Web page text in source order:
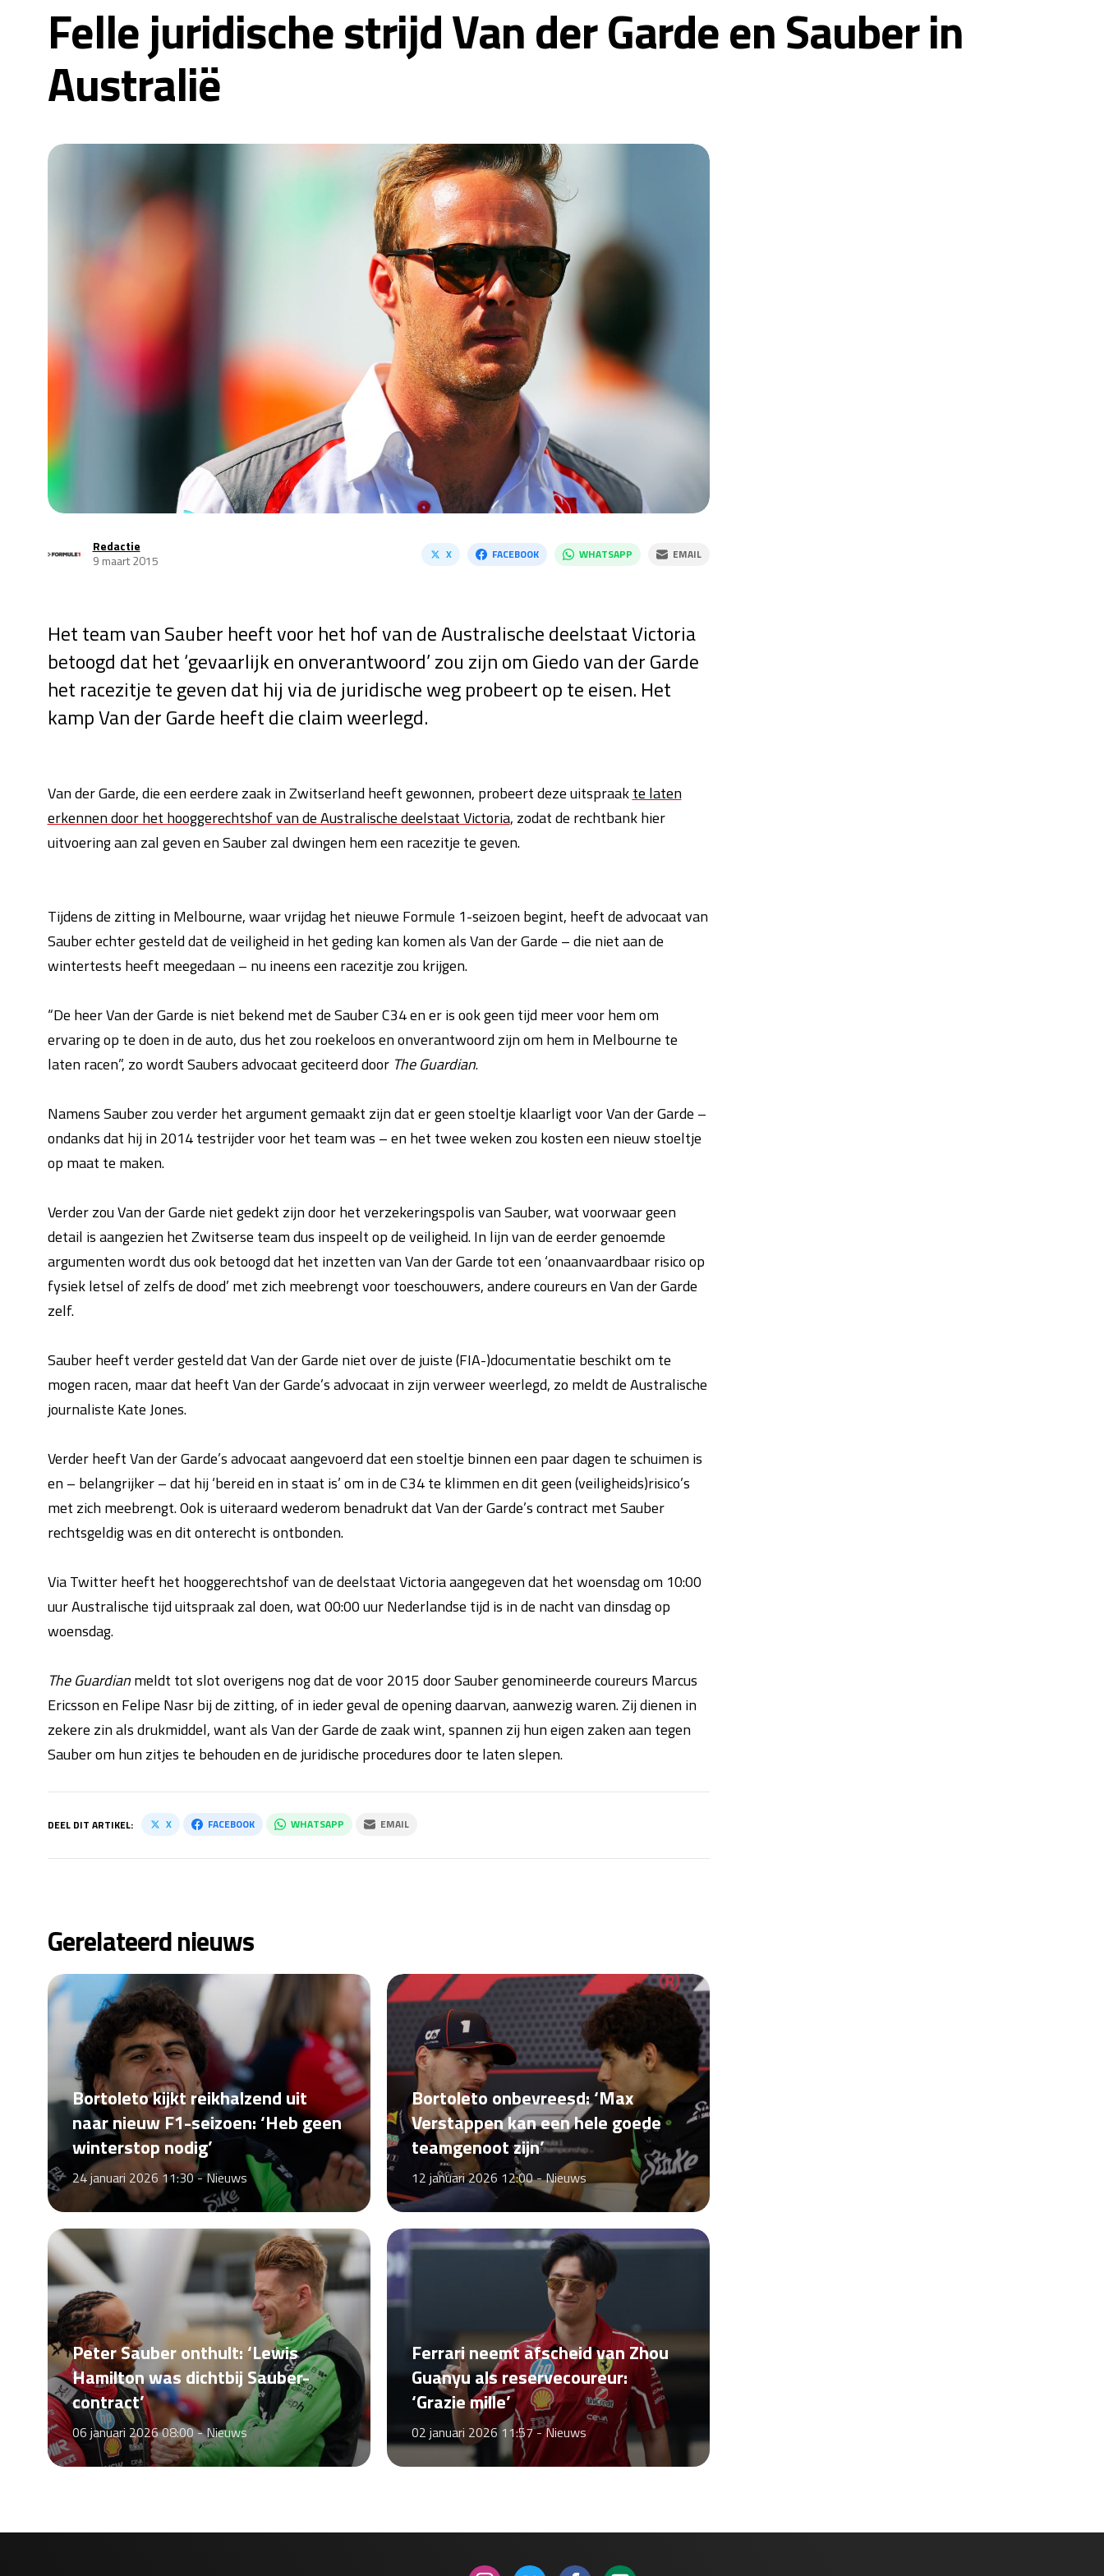
Felle juridische strijd Van der Garde en Sauber in
Australië
Redactie
9 maart 2015
X FACEBOOK WHATSAPP EMAIL
Het team van Sauber heeft voor het hof van de Australische deelstaat Victoria
betoogd dat het ‘gevaarlijk en onverantwoord’ zou zijn om Giedo van der Garde
het racezitje te geven dat hij via de juridische weg probeert op te eisen. Het
kamp Van der Garde heeft die claim weerlegd.
Van der Garde, die een eerdere zaak in Zwitserland heeft gewonnen, probeert deze uitspraakte laten
erkennen door het hooggerechtshof van de Australische deelstaat Victoria, zodat de rechtbank hier
uitvoering aan zal geven en Sauber zal dwingen hem een racezitje te geven.
Tijdens de zitting in Melbourne, waar vrijdag het nieuwe Formule 1-seizoen begint, heeft de advocaat van
Sauber echter gesteld dat de veiligheid in het geding kan komen als Van der Garde – die niet aan de
wintertests heeft meegedaan – nu ineens een racezitje zou krijgen.
“De heer Van der Garde is niet bekend met de Sauber C34 en er is ook geen tijd meer voor hem om
ervaring op te doen in de auto, dus het zou roekeloos en onverantwoord zijn om hem in Melbourne te
laten racen”, zo wordt Saubers advocaat geciteerd door The Guardian.
Namens Sauber zou verder het argument gemaakt zijn dat er geen stoeltje klaarligt voor Van der Garde –
ondanks dat hij in 2014 testrijder voor het team was – en het twee weken zou kosten een nieuw stoeltje
op maat te maken.
Verder zou Van der Garde niet gedekt zijn door het verzekeringspolis van Sauber, wat voorwaar geen
detail is aangezien het Zwitserse team dus inspeelt op de veiligheid. In lijn van de eerder genoemde
argumenten wordt dus ook betoogd dat het inzetten van Van der Garde tot een ‘onaanvaardbaar risico op
fysiek letsel of zelfs de dood’ met zich meebrengt voor toeschouwers, andere coureurs en Van der Garde
zelf.
Sauber heeft verder gesteld dat Van der Garde niet over de juiste (FIA-)documentatie beschikt om te
mogen racen, maar dat heeft Van der Garde’s advocaat in zijn verweer weerlegd, zo meldt de Australische
journaliste Kate Jones.
Verder heeft Van der Garde’s advocaat aangevoerd dat een stoeltje binnen een paar dagen te schuimen is
en – belangrijker – dat hij ‘bereid en in staat is’ om in de C34 te klimmen en dit geen (veiligheids)risico’s
met zich meebrengt. Ook is uiteraard wederom benadrukt dat Van der Garde’s contract met Sauber
rechtsgeldig was en dit onterecht is ontbonden.
Via Twitter heeft het hooggerechtshof van de deelstaat Victoria aangegeven dat het woensdag om 10:00
uur Australische tijd uitspraak zal doen, wat 00:00 uur Nederlandse tijd is in de nacht van dinsdag op
woensdag.
The Guardianmeldt tot slot overigens nog dat de voor 2015 door Sauber genomineerde coureurs Marcus
Ericsson en Felipe Nasr bij de zitting, of in ieder geval de opening daarvan, aanwezig waren. Zij dienen in
zekere zin als drukmiddel, want als Van der Garde de zaak wint, spannen zij hun eigen zaken aan tegen
Sauber om hun zitjes te behouden en de juridische procedures door te laten slepen.
DEEL DIT ARTIKEL: X FACEBOOK WHATSAPP EMAIL
Gerelateerd nieuws
Bortoleto kijkt reikhalzend uit
naar nieuw F1-seizoen: ‘Heb geen
winterstop nodig’
24 januari 2026 11:30 -Nieuws
Bortoleto onbevreesd: ‘Max
Verstappen kan een hele goede
teamgenoot zijn’
12 januari 2026 12:00 -Nieuws
Peter Sauber onthult: ‘Lewis
Hamilton was dichtbij Sauber-
contract’
06 januari 2026 08:00 -Nieuws
Ferrari neemt afscheid van Zhou
Guanyu als reservecoureur:
‘Grazie mille’
02 januari 2026 11:57 -Nieuws